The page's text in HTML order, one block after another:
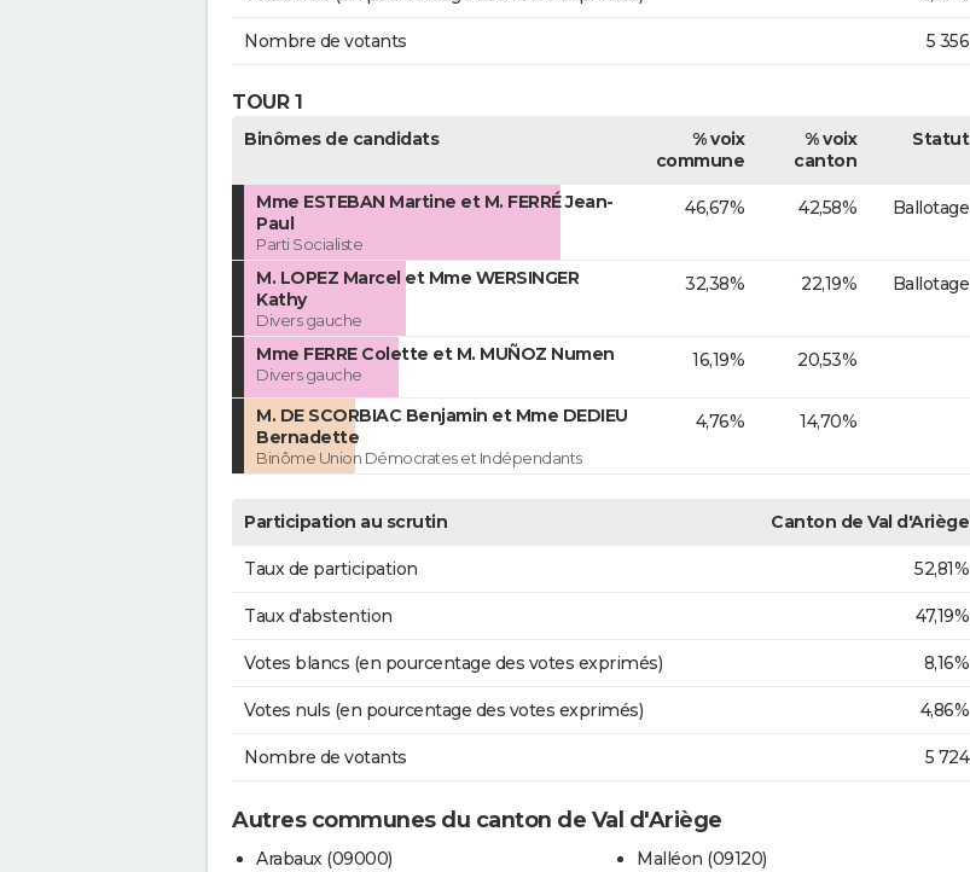
Nombre de votants 5 356
TOUR 1
Binômes de candidats
% voix
commune
% voix
canton
Statut
Mme ESTEBAN Martine et M. FERRÉ Jean-
Paul
Parti Socialiste
46,67% 42,58% Ballotage
M. LOPEZ Marcel et Mme WERSINGER
Kathy
Divers gauche
32,38% 22,19% Ballotage
Mme FERRE Colette et M. MUÑOZ Numen
Divers gauche
16,19% 20,53%
M. DE SCORBIAC Benjamin et Mme DEDIEU
Bernadette
Binôme Union Démocrates et Indépendants
4,76% 14,70%
Participation au scrutin Canton de Val d'Ariège
Taux de participation 52,81%
Taux d'abstention 47,19%
Votes blancs (en pourcentage des votes exprimés) 8,16%
Votes nuls (en pourcentage des votes exprimés) 4,86%
Nombre de votants 5 724
Autres communes du canton de Val d'Ariège
Arabaux (09000) Malléon (09120)